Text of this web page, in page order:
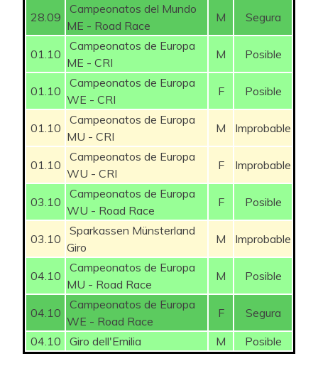
28.09
Campeonatos del Mundo
ME - Road Race
M Segura
01.10
Campeonatos de Europa
ME - CRI
M Posible
01.10
Campeonatos de Europa
WE - CRI
F Posible
01.10
Campeonatos de Europa
MU - CRI
M Improbable
01.10
Campeonatos de Europa
WU - CRI
F Improbable
03.10
Campeonatos de Europa
WU - Road Race
F Posible
03.10
Sparkassen Münsterland
Giro
M Improbable
04.10
Campeonatos de Europa
MU - Road Race
M Posible
04.10
Campeonatos de Europa
WE - Road Race
F
Segura
04.10
Giro dell'Emilia M Posible